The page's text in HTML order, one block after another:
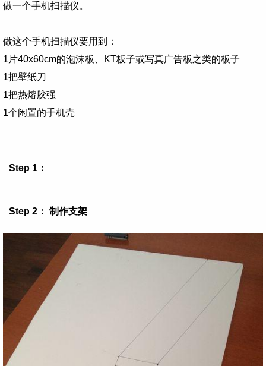
做一个手机扫描仪。
做这个手机扫描仪要用到：
1片40x60cm的泡沫板、KT板子或写真广告板之类的板子
1把壁纸刀
1把热熔胶强
1个闲置的手机壳
Step 1：
Step 2： 制作支架